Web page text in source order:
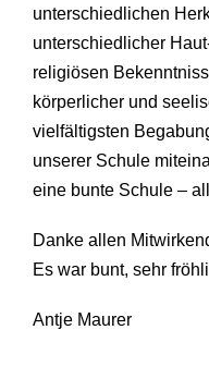
unterschiedlichen
unterschiedlicher
religiösen
körperlicher und
vielfältigsten
unserer Schule
eine bunte Schule –
Danke allen
Es war bunt, sehr
Antje Maurer